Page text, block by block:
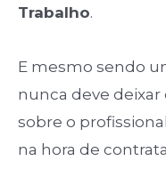
Trabalho.
E mesmo sendo
nunca deve deixar
sobre o
na hora de